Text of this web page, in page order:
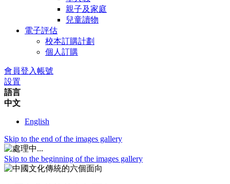
親子及家庭
兒童讀物
電子評估
校本訂購計劃
個人訂購
會員登入帳號
設置
語言
中文
English
Skip to the end of the images gallery
Skip to the beginning of the images gallery